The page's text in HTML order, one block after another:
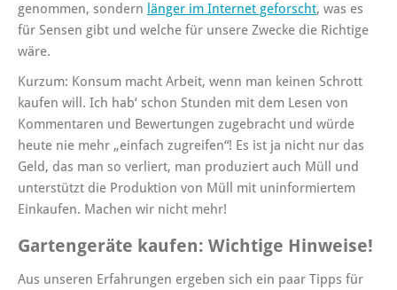
genommen, sondern länger im Internet geforscht, was es
für Sensen gibt und welche für unsere Zwecke die Richtige
wäre.
Kurzum: Konsum macht Arbeit, wenn man keinen Schrott
kaufen will. Ich hab‘ schon Stunden mit dem Lesen von
Kommentaren und Bewertungen zugebracht und würde
heute nie mehr „einfach zugreifen“! Es ist ja nicht nur das
Geld, das man so verliert, man produziert auch Müll und
unterstützt die Produktion von Müll mit uninformiertem
Einkaufen. Machen wir nicht mehr!
Gartengeräte kaufen: Wichtige Hinweise!
Aus unseren Erfahrungen ergeben sich ein paar Tipps für